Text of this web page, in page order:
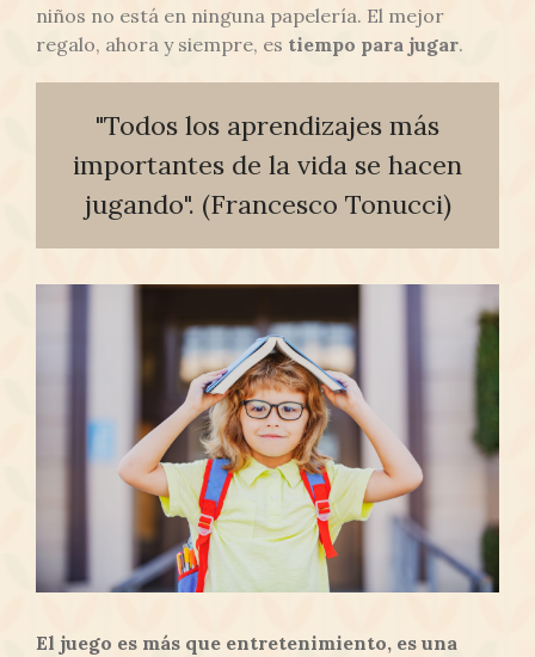
niños no está en ninguna papelería. El mejor
regalo, ahora y siempre, es tiempo para jugar.
"Todos los aprendizajes más
importantes de la vida se hacen
jugando". (Francesco Tonucci)
El juego es más que entretenimiento, es una